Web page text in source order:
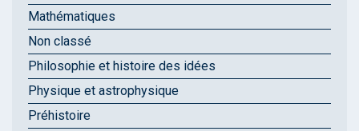
Mathématiques
Non classé
Philosophie et histoire des idées
Physique et astrophysique
Préhistoire